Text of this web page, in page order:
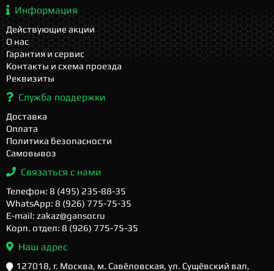
Информация
Действующие акции
О нас
Гарантия и сервис
Контакты и схема проезда
Реквизиты
Служба поддержки
Доставка
Оплата
Политика безопасности
Самовывоз
Связаться с нами
Телефон: 8 (495) 235-88-35
WhatsApp: 8 (926) 775-75-35
E-mail: zakaz@gansor.ru
Корп. отдел: 8 (926) 775-75-35
Наш адрес
127018, г. Москва, м. Савёловская, ул. Сущёвский вал,